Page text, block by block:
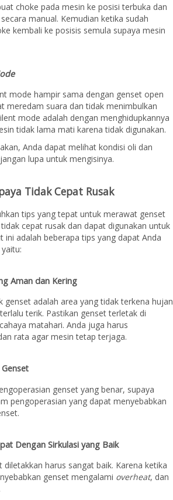
choke pada mesin ke posisi terbuka dan
manual. Kemudian ketika sudah
kembali ke posisis semula supaya mesin
mode hampir sama dengan genset open
meredam suara dan tidak menimbulkan
mode adalah dengan menghidupkannya
tidak lama mati karena tidak digunakan.
Anda dapat melihat kondisi oli dan
lupa untuk mengisinya.
Tidak Cepat Rusak
tips yang tepat untuk merawat genset
cepat rusak dan dapat digunakan untuk
ini adalah beberapa tips yang dapat Anda
Aman dan Kering
genset adalah area yang tidak terkena hujan
terik. Pastikan genset terletak di
matahari. Anda juga harus
rata agar mesin tetap terjaga.
genset yang benar, supaya
pengoperasian yang dapat menyebabkan
Dengan Sirkulasi yang Baik
harus sangat baik. Karena ketika
genset mengalami overheat, dan